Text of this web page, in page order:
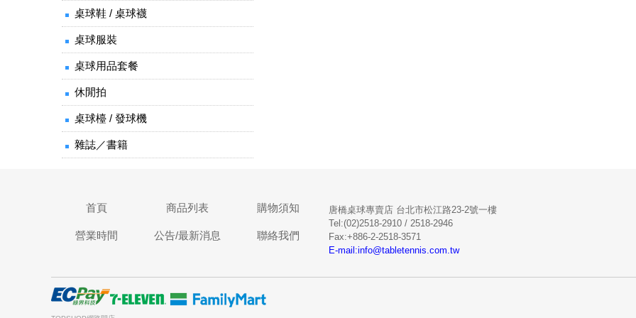
桌球鞋 / 桌球襪
桌球服裝
桌球用品套餐
休閒拍
桌球檯 / 發球機
雜誌／書籍
首頁 商品列表 購物須知
營業時間 公告/最新消息 聯絡我們
唐橋桌球專賣店 台北市松江路23-2號一樓
Tel:(02)2518-2910 / 2518-2946
Fax:+886-2-2518-3571
E-mail:info@tabletennis.com.tw